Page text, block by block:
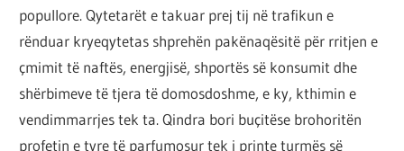
popullore. Qytetarët e takuar prej tij në trafikun e
rënduar kryeqytetas shprehën pakënaqësitë për rritjen e
çmimit të naftës, energjisë, shportës së konsumit dhe
shërbimeve të tjera të domosdoshme, e ky, kthimin e
vendimmarrjes tek ta. Qindra bori buçitëse brohoritën
profetin e tyre të parfumosur tek i printe turmës së